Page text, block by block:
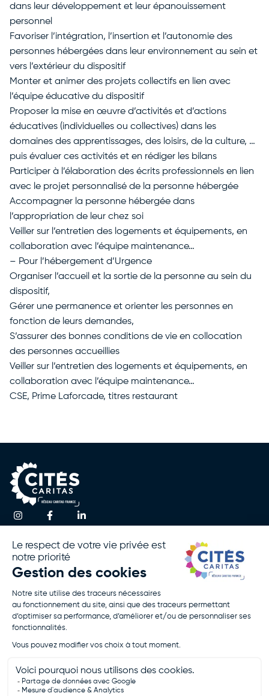
dans leur développement et leur épanouissement
personnel
Favoriser l’intégration, l’insertion et l’autonomie des
personnes hébergées dans leur environnement au sein et
vers l’extérieur du dispositif
Monter et animer des projets collectifs en lien avec
l’équipe éducative du dispositif
Proposer la mise en œuvre d’activités et d’actions
éducatives (individuelles ou collectives) dans les
domaines des apprentissages, des loisirs, de la culture, …
puis évaluer ces activités et en rédiger les bilans
Participer à l’élaboration des écrits professionnels en lien
avec le projet personnalisé de la personne hébergée
Accompagner la personne hébergée dans
l’appropriation de leur chez soi
Veiller sur l’entretien des logements et équipements, en
collaboration avec l’équipe maintenance…
– Pour l’hébergement d’Urgence
Organiser l’accueil et la sortie de la personne au sein du
dispositif,
Gérer une permanence et orienter les personnes en
fonction de leurs demandes,
S’assurer des bonnes conditions de vie en collocation
des personnes accueillies
Veiller sur l’entretien des logements et équipements, en
collaboration avec l’équipe maintenance…
CSE, Prime Laforcade, titres restaurant
Notre
Association
Activités
Agir Avec
Nous
Rejoignez-
Je Fais Un
Don
Presse
D’activité
Politique De
Mentions
Contactez-nous
!